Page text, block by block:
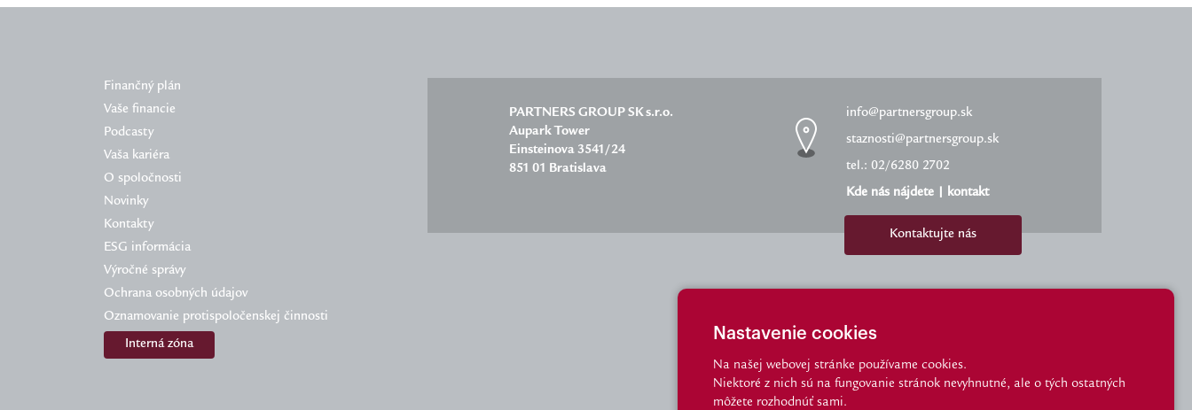
Nastavenie cookies
Na našej webovej stránke používame cookies.
Niektoré z nich sú na fungovanie stránok nevyhnutné, ale o tých ostatných
môžete rozhodnúť sami.
Finančný plán
Vaše financie
Podcasty
Vaša kariéra
O spoločnosti
Novinky
Kontakty
ESG informácia
Výročné správy
Ochrana osobných údajov
Oznamovanie protispoločenskej činnosti
Interná zóna
PARTNERS GROUP SK s.r.o.
Aupark Tower
Einsteinova 3541/24
851 01 Bratislava
info@partnersgroup.sk
staznosti@partnersgroup.sk
tel.: 02/6280 2702
Kde nás nájdete| kontakt
Kontaktujte nás